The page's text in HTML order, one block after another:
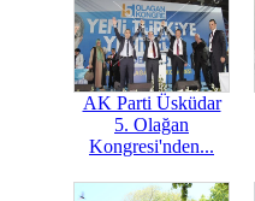
AK Parti Üsküdar
5. Olağan
Kongresi'nden...